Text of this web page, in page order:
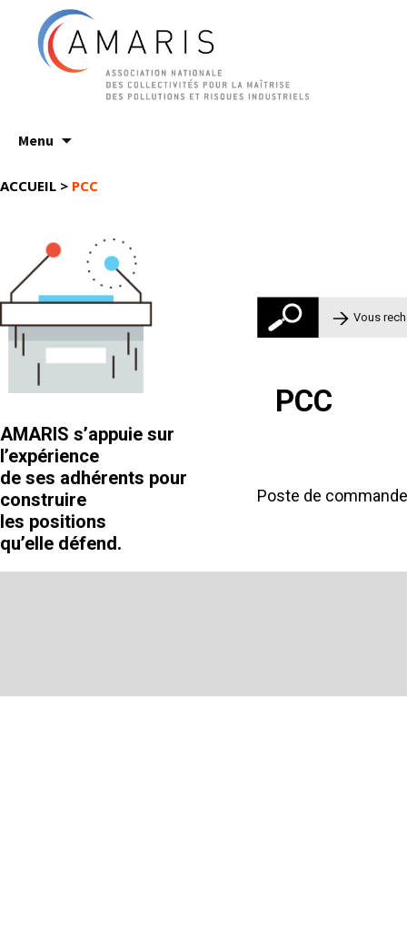
Menu
au
ACCUEIL > PCC
AMARIS s’appuie sur
l’expérience
de ses adhérents pour
construire
les positions
qu’elle défend.
Rechercher
PCC
Poste de